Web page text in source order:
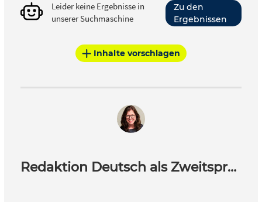
Leider keine Ergebnisse in
unserer Suchmaschine
Zu den
Ergebnissen
Inhalte vorschlagen
Redaktion Deutsch als Zweitsprache